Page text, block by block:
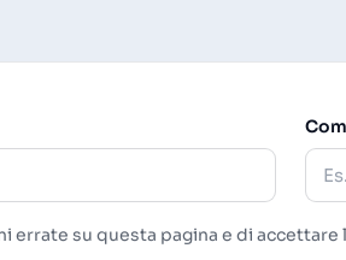
errate su questa pagina e di accettare